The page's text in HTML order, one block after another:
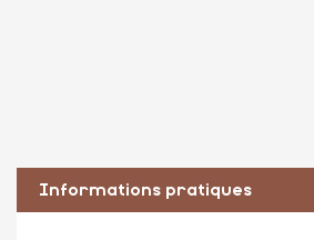
Informations pratiques